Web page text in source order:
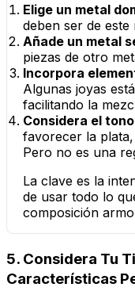
Elige un metal
deben ser de este
Añade un metal
piezas de otro
Incorpora
Algunas joyas
facilitando la
Considera el
favorecer la
Pero no es una
La clave es la
de usar todo lo
composición
5. Considera Tu
Características